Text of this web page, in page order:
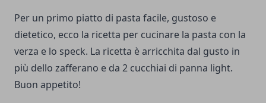
Per un primo piatto di pasta facile, gustoso e
dietetico, ecco la ricetta per cucinare la pasta con la
verza e lo speck. La ricetta è arricchita dal gusto in
più dello zafferano e da 2 cucchiai di panna light.
Buon appetito!